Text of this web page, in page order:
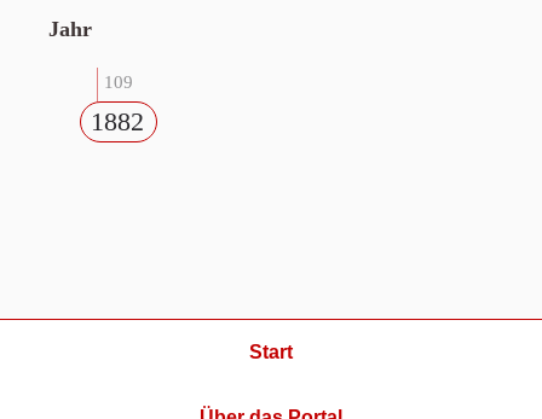
Jahr
109
1882
Start